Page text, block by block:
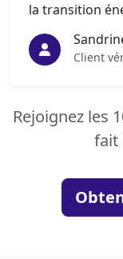
la transition
Client
Rejoignez les
fait